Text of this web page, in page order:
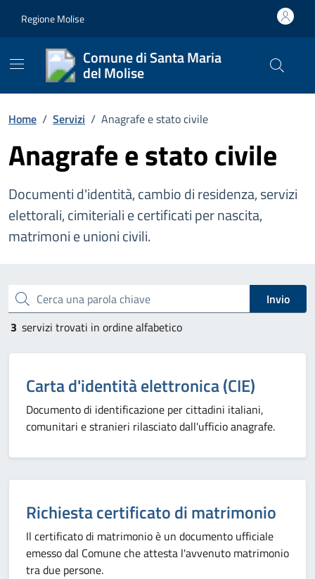
Regione Molise
Comune di Santa Maria
del Molise Cerca
Home / Servizi / Anagrafe e stato civile
Anagrafe e stato civile
Documenti d'identità, cambio di residenza, servizi
elettorali, cimiteriali e certificati per nascita,
matrimoni e unioni civili.
Cerca una parola chiave
Invio
3 servizi trovati in ordine alfabetico
Carta d'identità elettronica (CIE)
Documento di identificazione per cittadini italiani,
comunitari e stranieri rilasciato dall'ufficio anagrafe.
Richiesta certificato di matrimonio
Il certificato di matrimonio è un documento ufficiale
emesso dal Comune che attesta l'avvenuto matrimonio
tra due persone.